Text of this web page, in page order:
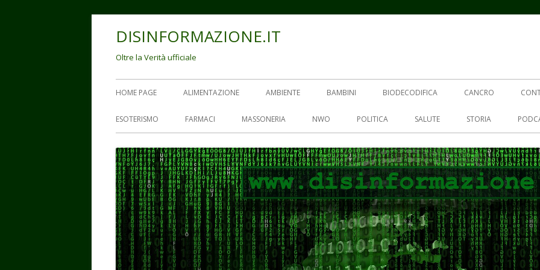
DISINFORMAZIONE.IT
Oltre la Verità ufficiale
Menu
principale
HOME PAGE ALIMENTAZIONE AMBIENTE BAMBINI BIODECODIFICA CANCRO
ESOTERISMO FARMACI MASSONERIA NWO POLITICA SALUTE STORIA